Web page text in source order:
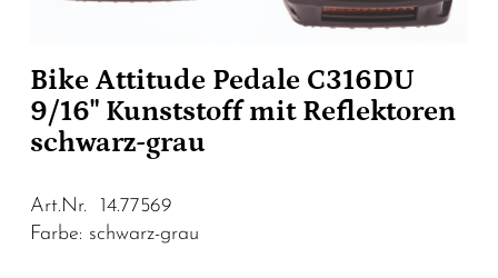
Bike Attitude Pedale C316DU
9/16" Kunststoff mit Reflektoren
schwarz-grau
Art.Nr. 14.77569
Farbe: schwarz-grau